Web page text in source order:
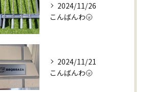
2024/11/26
こんばんわ🌝
2024/11/21
こんばんわ🌝